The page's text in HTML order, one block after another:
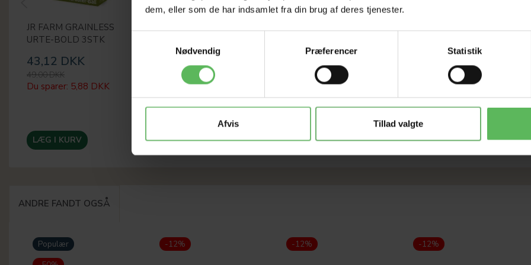
dem, eller som de har indsamlet fra din brug af deres tjenester.
Nødvendig
Præferencer Statistik
Afvis Tillad valgte
JR FARM GRAINLESS
URTE-BOLD 3STK
43,12 DKK
49,00 DKK
Du sparer: 5,88 DKK
LÆG I KURV
TRÆ RULLE
26,40 DKK
30,00 DKK
Du sparer:3,60 DKK
LÆG I KURV
TRÆ LEGESÆT MED 2
25,52 DKK
29,00 DKK
Du sparer:3,48 DKK
LÆG I KURV
STOR GRÆS/HØ BOLD
39,60 DKK
5,40 DKK
LÆG I KURV
ANDRE FANDT OGSÅ
Populær
-12% -12% -12%